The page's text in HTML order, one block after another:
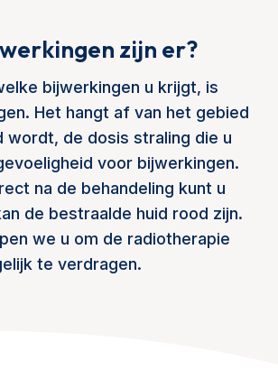
zijn er?
bijwerkingen u krijgt, is
Het hangt af van het gebied
wordt, de dosis straling die u
voor bijwerkingen.
na de behandeling kunt u
de bestraalde huid rood zijn.
we u om de radiotherapie
te verdragen.